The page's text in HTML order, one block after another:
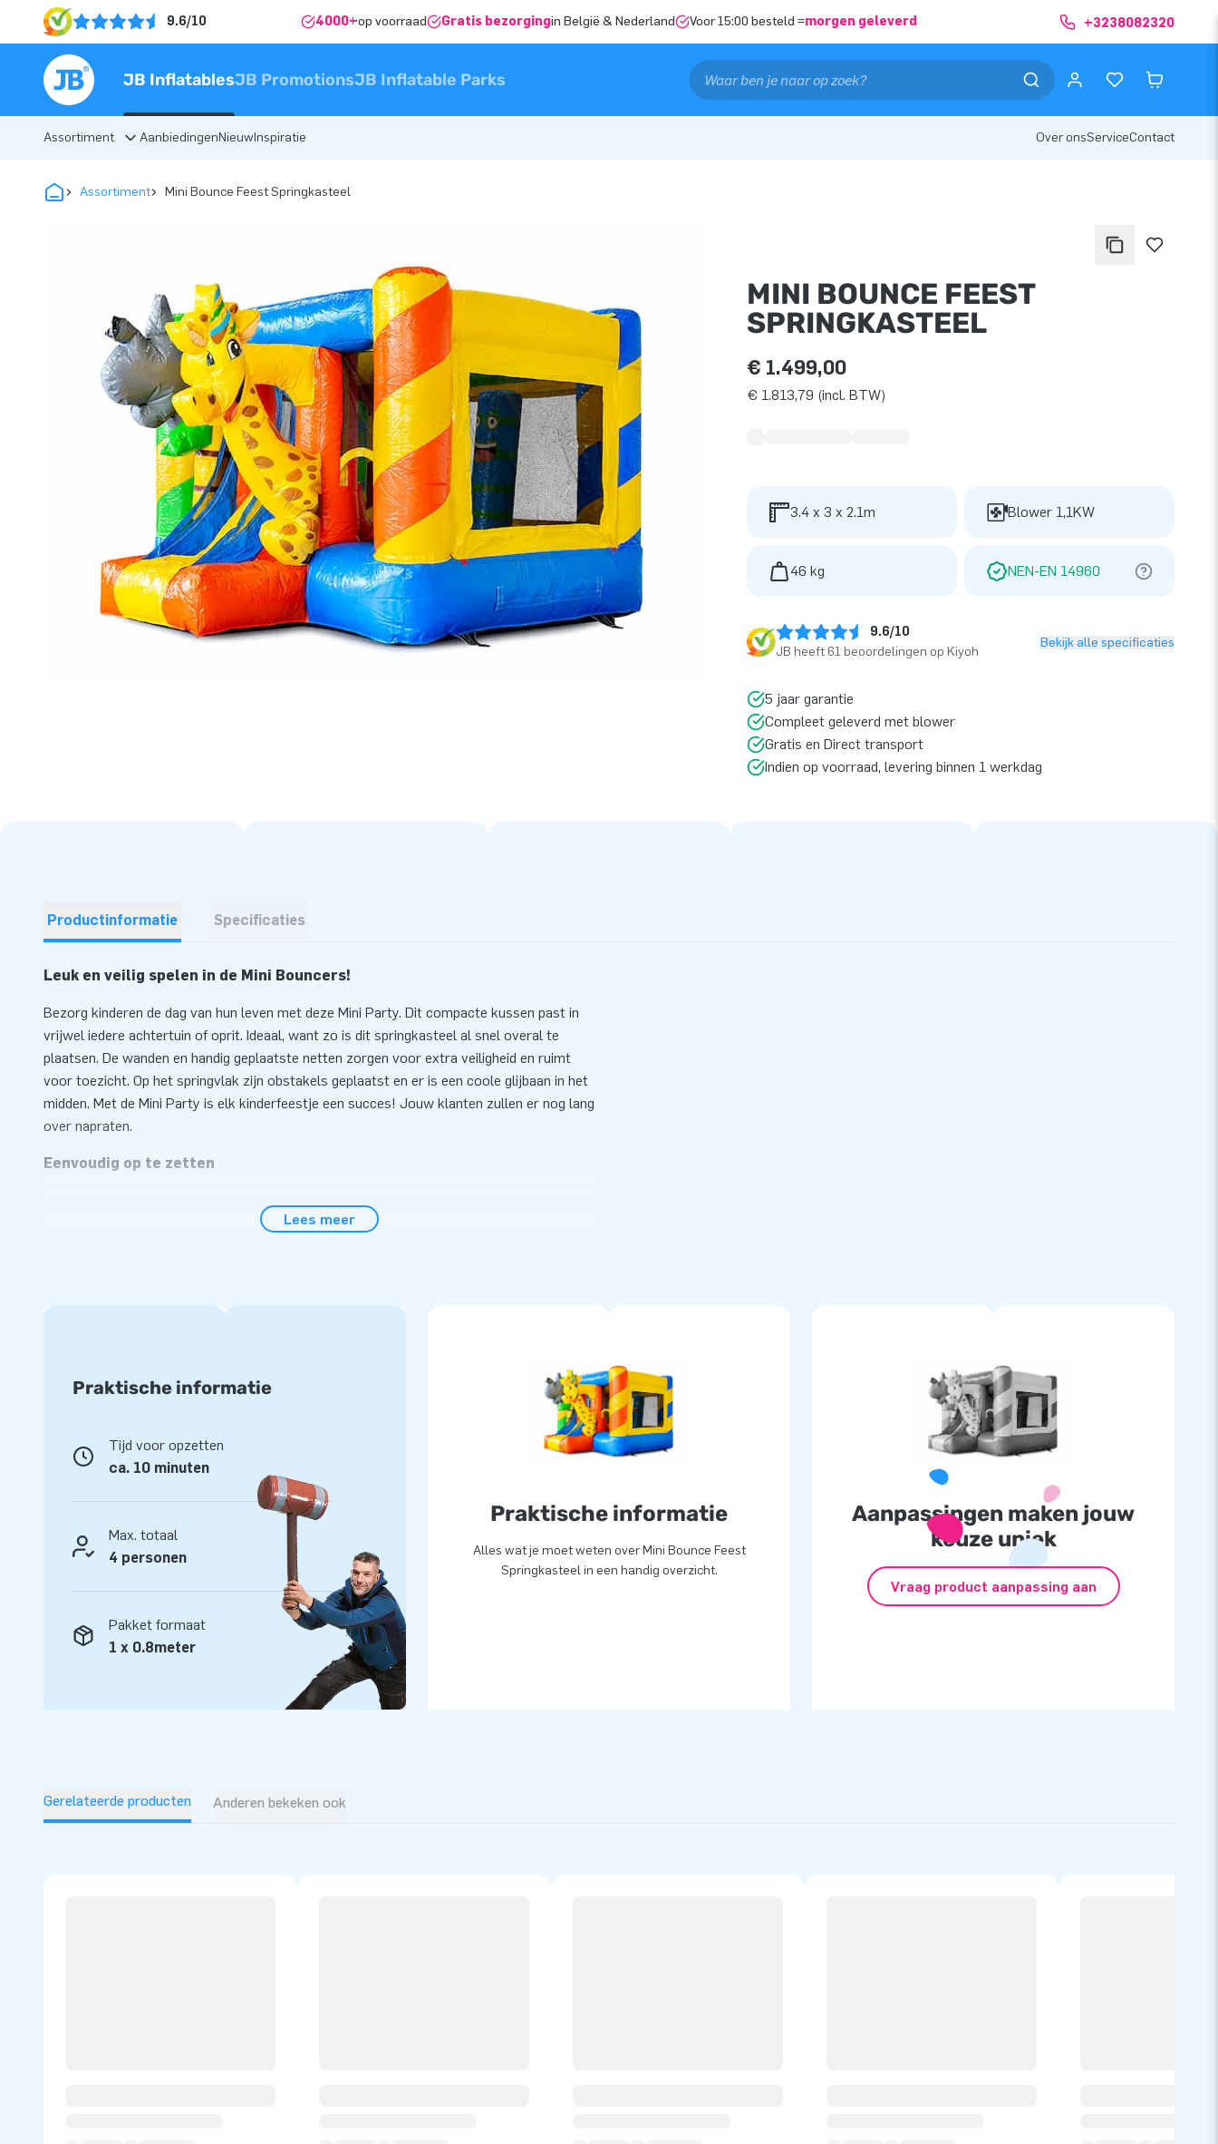
9.6/10 4000+op voorraad Gratis bezorgingin België & Nederland Voor 15:00 besteld =morgen geleverd +3238082320
JB InflatablesJB PromotionsJB Inflatable Parks
Assortiment AanbiedingenNieuwInspiratie Over onsServiceContact
Assortiment Mini Bounce Feest Springkasteel
MINI BOUNCE FEEST
SPRINGKASTEEL
€ 1.499,00
€ 1.813,79 (incl. BTW)
3.4 x 3 x 2.1m Blower 1,1KW
46 kg NEN-EN 14960
9.6/10
JB heeft 61 beoordelingen op Kiyoh
Bekijk alle specificaties
5 jaar garantie
Compleet geleverd met blower
Gratis en Direct transport
Indien op voorraad, levering binnen 1 werkdag
Productinformatie Specificaties
Leuk en veilig spelen in de Mini Bouncers!
Bezorg kinderen de dag van hun leven met deze Mini Party. Dit compacte kussen past in
vrijwel iedere achtertuin of oprit. Ideaal, want zo is dit springkasteel al snel overal te
plaatsen. De wanden en handig geplaatste netten zorgen voor extra veiligheid en ruimt
voor toezicht. Op het springvlak zijn obstakels geplaatst en er is een coole glijbaan in het
midden. Met de Mini Party is elk kinderfeestje een succes! Jouw klanten zullen er nog lang
over napraten.
Eenvoudig op te zetten
kinderfeestje of buurtfeest. Het mini springkasteel is gemakkelijk te transporteren dankzij
JB kussens zijn op meerdere punten verstevigd en meervoudig gestikt en zijn gemaakt
van sterk, hoge kwaliteit PVC. Ze zijn daardoor duurzaam en eenvoudig schoon te houden.
De Mini Bounce wordt tevens door JB geleverd met 5 jaar garantie. Hierdoor lever jij met
Koop de Mini Bounce Party en bezorg jouw klanten de dag van hun leven!
Meer dan 15.000 klanten kozen ook voor JB
JB laat al meer dan 15 jaar mensen wereldwijd een gat in de lucht springen. Vaak letterlijk.
Ons team van designers, ontwikkelaars en logistiek medewerkers leveren unieke
opblaasattracties op grootse wijze! Klanten zijn verzekerd van onze professionele
service en levering. Zij noemen ons ook wel creators of greatness.
Lees meer
Praktische informatie
Tijd voor opzetten
ca. 10 minuten
Max. totaal
4 personen
Pakket formaat
1 x 0.8meter
Praktische informatie
Alles wat je moet weten over Mini Bounce Feest
Springkasteel in een handig overzicht.
Aanpassingen maken jouw
keuze uniek
Vraag product aanpassing aan
Gerelateerde producten Anderen bekeken ook